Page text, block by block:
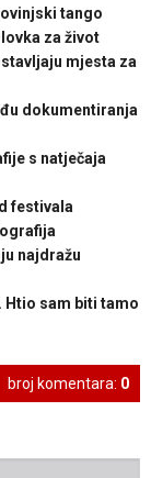
tango
za život
mjesta za
dokumentiranja
s natječaja
festivala
najdražu
Htio sam biti tamo
broj komentara: 0